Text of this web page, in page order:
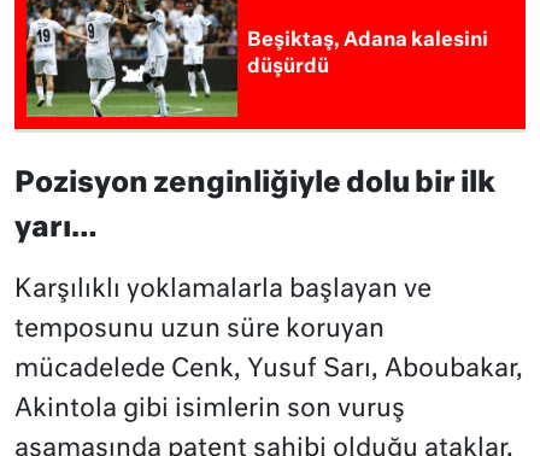
Beşiktaş, Adana kalesini
düşürdü
Pozisyon zenginliğiyle dolu bir ilk
yarı…
Karşılıklı yoklamalarla başlayan ve
temposunu uzun süre koruyan
mücadelede Cenk, Yusuf Sarı, Aboubakar,
Akintola gibi isimlerin son vuruş
aşamasında patent sahibi olduğu ataklar,